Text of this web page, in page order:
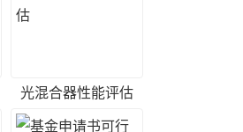
光混合器性能评估